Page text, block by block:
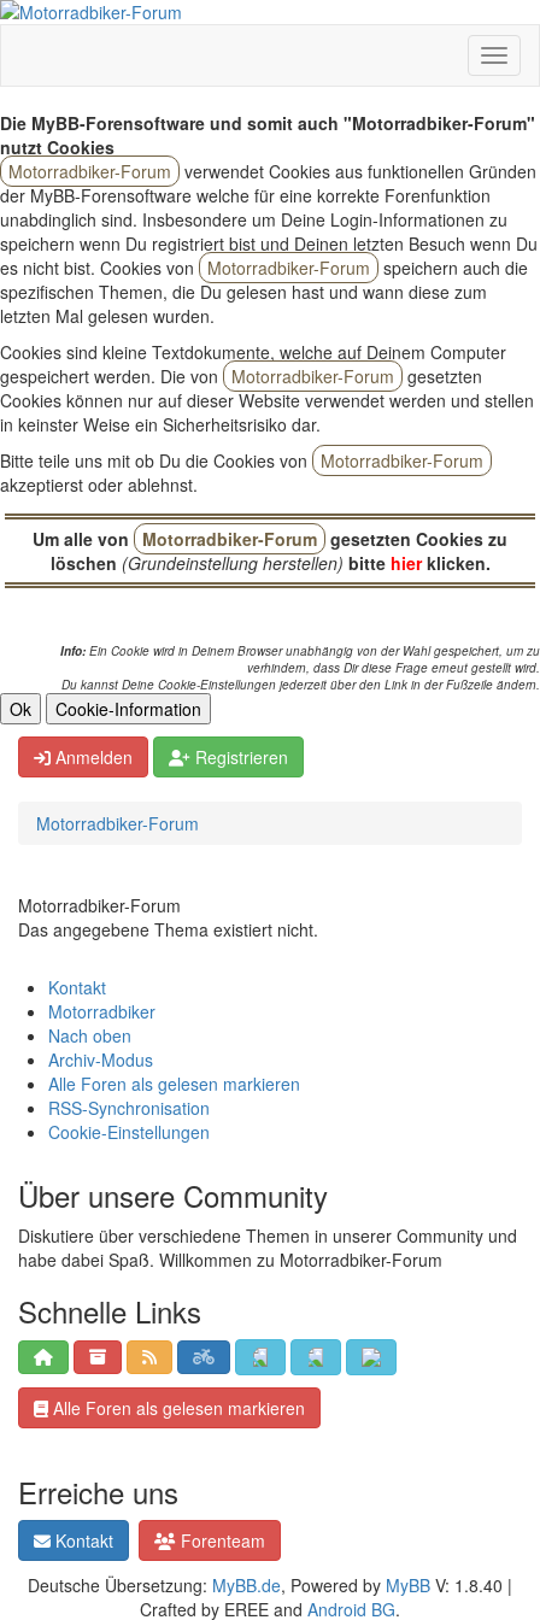
Die MyBB-Forensoftware und somit auch "Motorradbiker-Forum"
nutzt Cookies
Motorradbiker-Forum verwendet Cookies aus funktionellen Gründen
der MyBB-Forensoftware welche für eine korrekte Forenfunktion
unabdinglich sind. Insbesondere um Deine Login-Informationen zu
speichern wenn Du registriert bist und Deinen letzten Besuch wenn Du
es nicht bist. Cookies von
Motorradbiker-Forum speichern auch die
spezifischen Themen, die Du gelesen hast und wann diese zum
letzten Mal gelesen wurden.
Cookies sind kleine Textdokumente, welche auf Deinem Computer
gespeichert werden. Die von
Motorradbiker-Forum gesetzten
Cookies können nur auf dieser Website verwendet werden und stellen
in keinster Weise ein Sicherheitsrisiko dar.
Bitte teile uns mit ob Du die Cookies von
Motorradbiker-Forum
akzeptierst oder ablehnst.
Um alle von Motorradbiker-Forum gesetzten Cookies zu
löschen (Grundeinstellung herstellen) bitte hierklicken.
Info: Ein Cookie wird in Deinem Browser unabhängig von der Wahl gespeichert, um zu
verhindern, dass Dir diese Frage erneut gestellt wird.
Du kannst Deine Cookie-Einstellungen jederzeit über den Link in der Fußzeile ändern.
Anmelden Registrieren
Motorradbiker-Forum
Motorradbiker-Forum
Das angegebene Thema existiert nicht.
Kontakt
Motorradbiker
Nach oben
Archiv-Modus
Alle Foren als gelesen markieren
RSS-Synchronisation
Cookie-Einstellungen
Über unsere Community
Diskutiere über verschiedene Themen in unserer Community und
habe dabei Spaß. Willkommen zu Motorradbiker-Forum
Schnelle Links
Alle Foren als gelesen markieren
Erreiche uns
Kontakt
Forenteam
Deutsche Übersetzung: MyBB.de, Powered by MyBB V: 1.8.40 |
Crafted by EREE and Android BG.